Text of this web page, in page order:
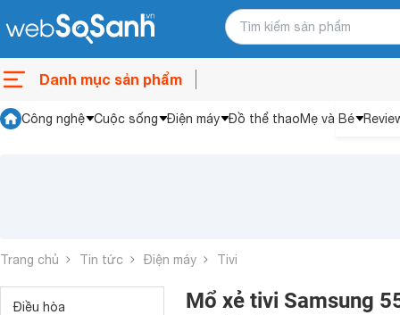
Danh mục sản phẩm
Công nghệ Cuộc sống Điện máy Đồ thể thaoMẹ và Bé
Trang chủ Tin tức Điện máy Tivi
Điều hòa
Mổ xẻ tivi Samsung